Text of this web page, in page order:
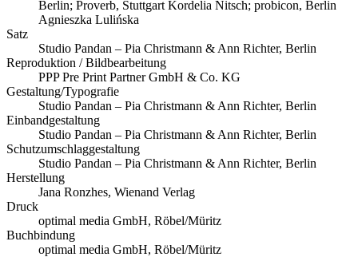
Berlin; Proverb, Stuttgart Kordelia Nitsch; probicon, Berlin
Agnieszka Lulińska
Satz
Studio Pandan – Pia Christmann & Ann Richter, Berlin
Reproduktion / Bildbearbeitung
PPP Pre Print Partner GmbH & Co. KG
Gestaltung/Typografie
Studio Pandan – Pia Christmann & Ann Richter, Berlin
Einbandgestaltung
Studio Pandan – Pia Christmann & Ann Richter, Berlin
Schutzumschlaggestaltung
Studio Pandan – Pia Christmann & Ann Richter, Berlin
Herstellung
Jana Ronzhes, Wienand Verlag
Druck
optimal media GmbH, Röbel/Müritz
Buchbindung
optimal media GmbH, Röbel/Müritz